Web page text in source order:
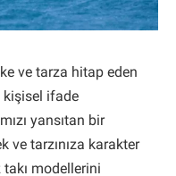
ve tarza hitap eden
kişisel ifade
yansıtan bir
ve tarzınıza karakter
modellerini